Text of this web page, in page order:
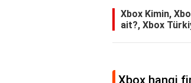
Xbox Kimin,
ait?, Xbox